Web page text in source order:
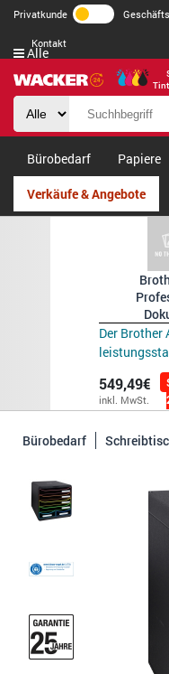
Privatkunde
Kontakt
Alle
Bürobedarf Papiere
Verkäufe & Angebote
Der Brother
549,49€
inkl. MwSt.
Bürobedarf